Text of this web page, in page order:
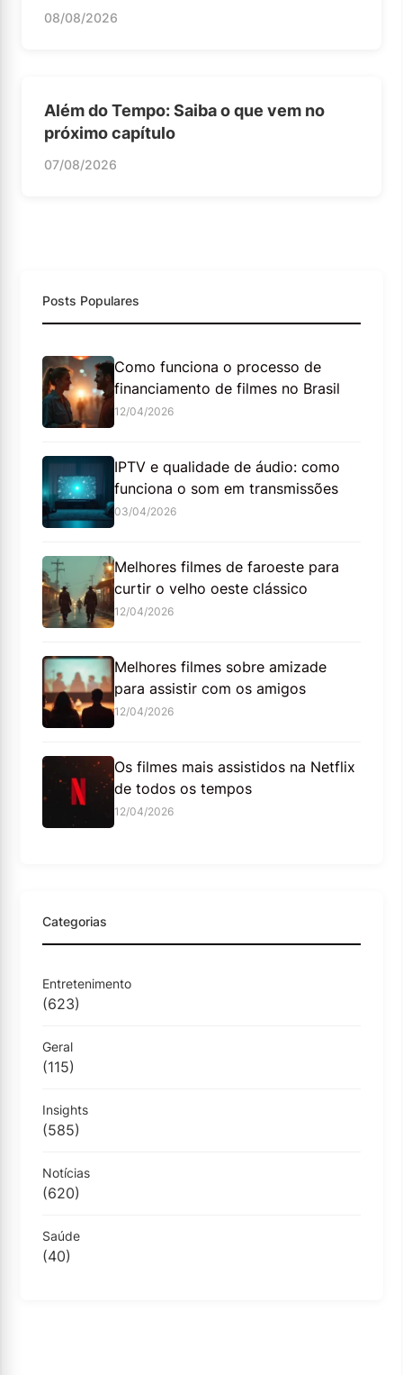
08/08/2026
Além do Tempo: Saiba o que vem no
próximo capítulo
07/08/2026
Posts Populares
Como funciona o processo de
financiamento de filmes no Brasil
12/04/2026
IPTV e qualidade de áudio: como
funciona o som em transmissões
03/04/2026
Melhores filmes de faroeste para
curtir o velho oeste clássico
12/04/2026
Melhores filmes sobre amizade
para assistir com os amigos
12/04/2026
Os filmes mais assistidos na Netflix
de todos os tempos
12/04/2026
Categorias
Entretenimento
(623)
Geral
(115)
Insights
(585)
Notícias
(620)
Saúde
(40)